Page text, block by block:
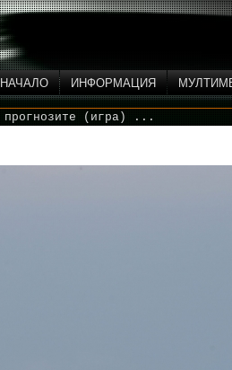
НАЧАЛО ИНФОРМАЦИЯ
прогнозите (игра) ...